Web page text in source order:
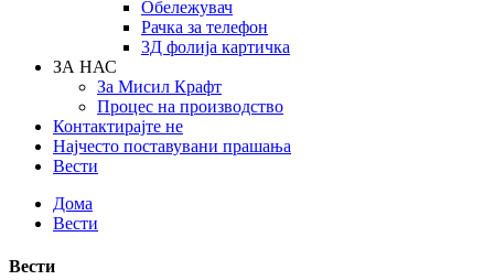
Обележувач
Рачка за телефон
3Д фолија картичка
ЗА НАС
За Мисил Крафт
Процес на производство
Контактирајте не
Најчесто поставувани прашања
Вести
Дома
Вести
Вести